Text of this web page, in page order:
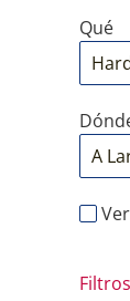
Qué